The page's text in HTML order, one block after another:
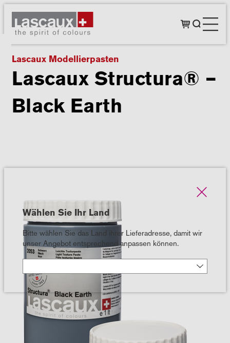
Lascaux Modellierpasten
Lascaux Structura® –
Black Earth
Wählen Sie Ihr Land
Bitte wählen Sie das Land ihrer Lieferadresse, damit wir
unser Angebot entsprechend anpassen können.